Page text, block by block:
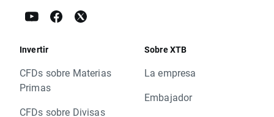
Invertir
CFDs sobre Materias
Primas
CFDs sobre Divisas
Sobre XTB
La empresa
Embajador